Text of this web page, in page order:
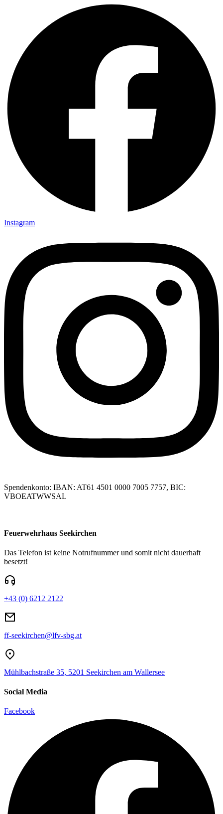
Instagram
Spendenkonto: IBAN: AT61 4501 0000 7005 7757, BIC:
VBOEATWWSAL
Feuerwehrhaus Seekirchen
Das Telefon ist keine Notrufnummer und somit nicht dauerhaft
besetzt!
+43 (0) 6212 2122
ff-seekirchen@lfv-sbg.at
Mühlbachstraße 35, 5201 Seekirchen am Wallersee
Social Media
Facebook